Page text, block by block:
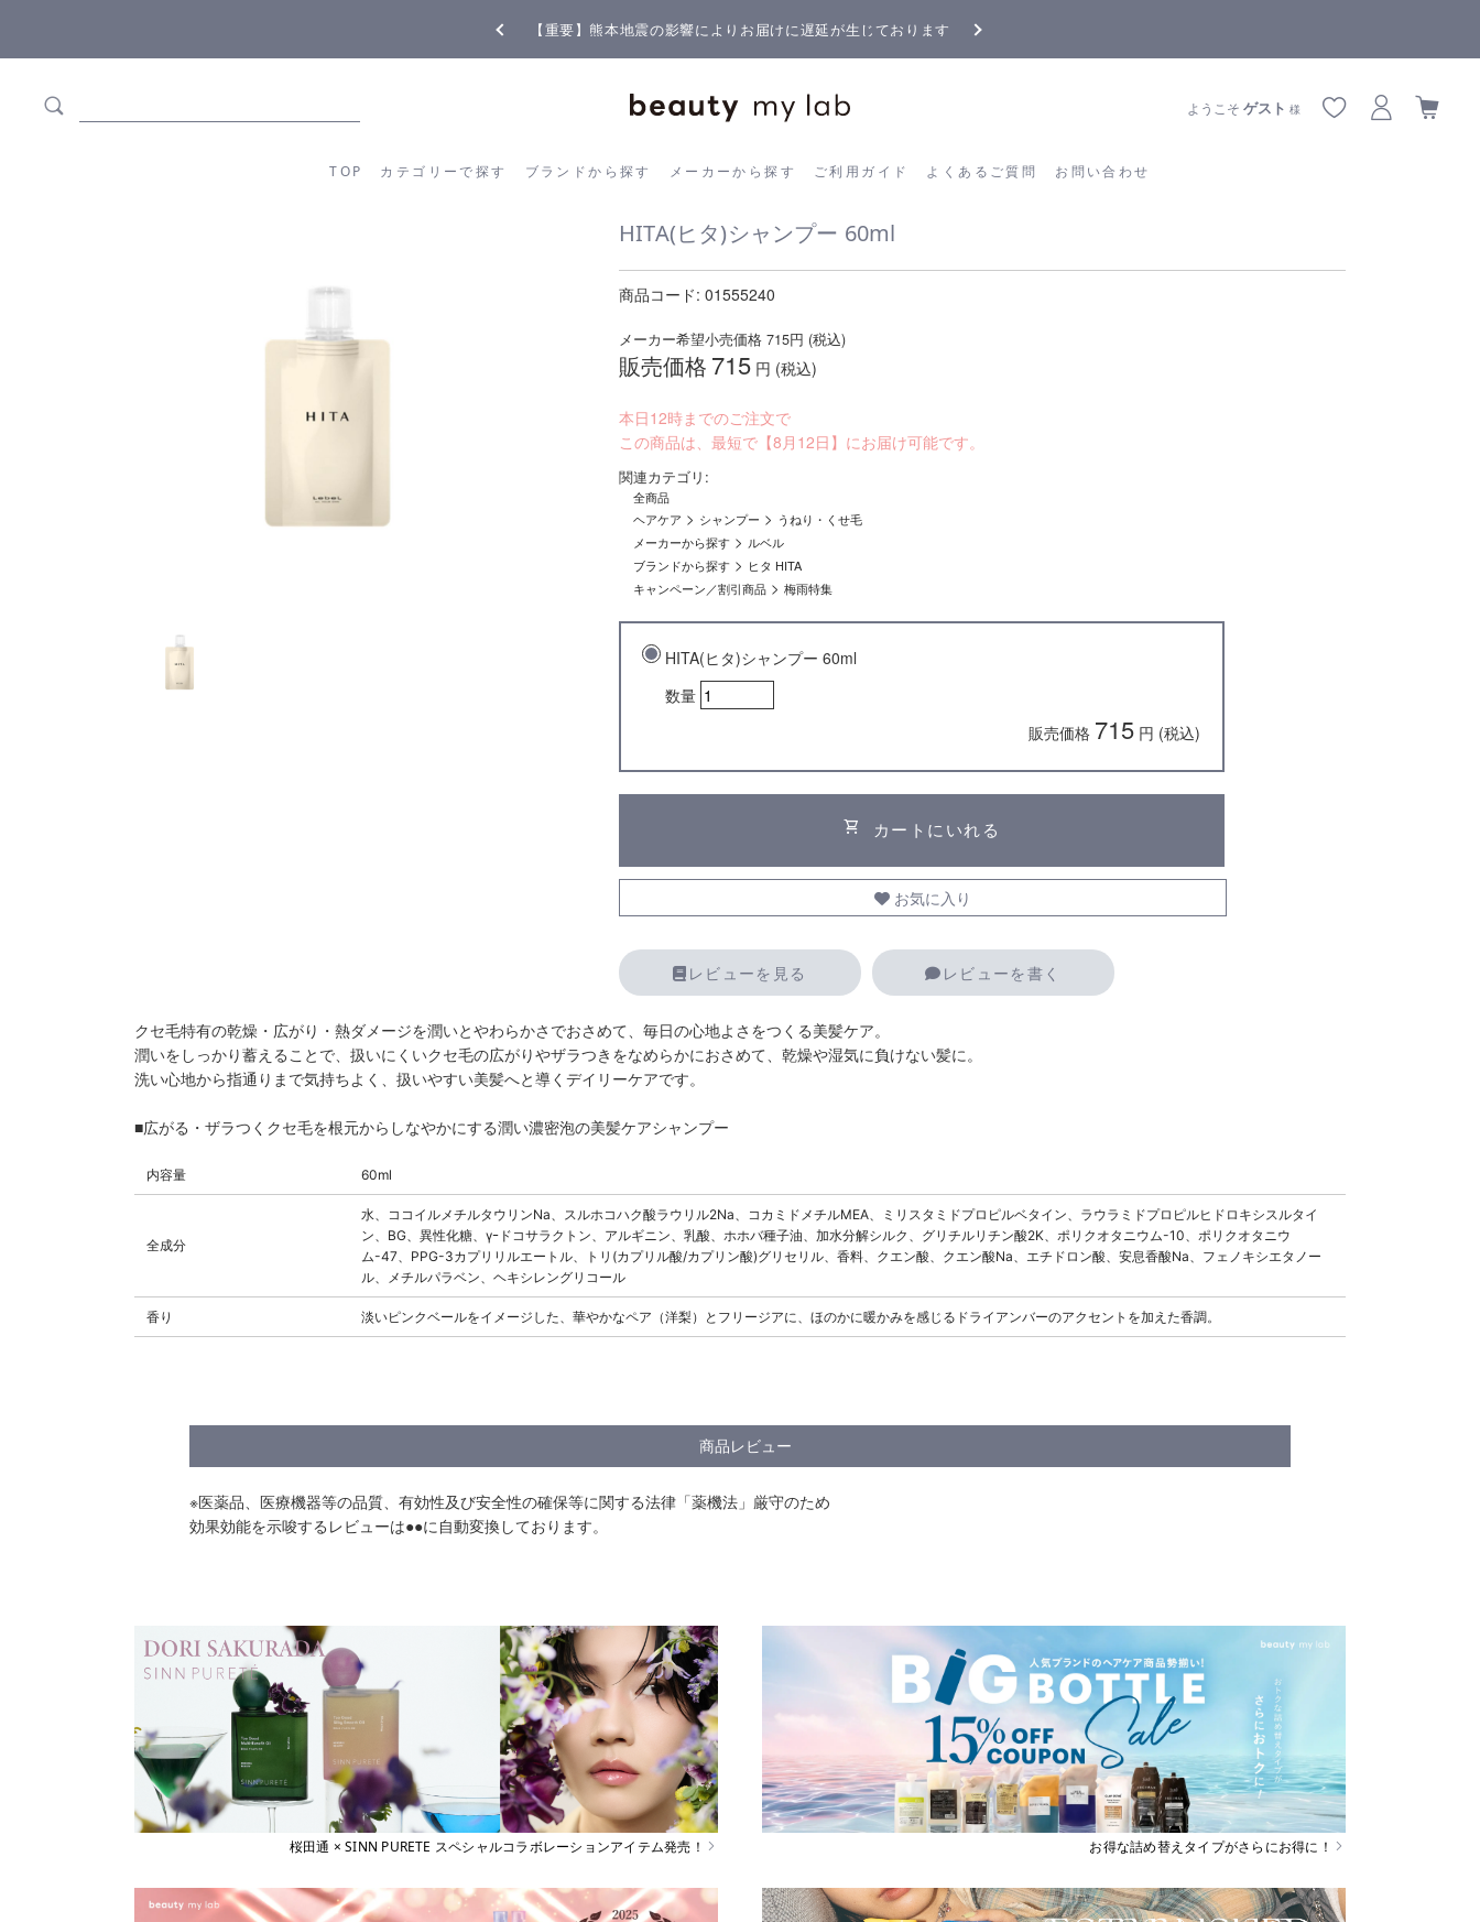
【重要】熊本地震の影響によりお届けに遅延が生じております
TOP カテゴリーで探す ブランドから探す メーカーから探す ご利用ガイド よくあるご質問 お問い合わせ
ようこそゲスト 様
カテゴリーから探す ブランドから探す メーカーから探す ご利用ガイド よくあるご質問
HITA(ヒタ)シャンプー 60ml
商品コード: 01555240
メーカー希望小売価格 715円 (税込)
販売価格 715 円 (税込)
本日12時までのご注文で
この商品は、最短で【8月12日】にお届け可能です。
関連カテゴリ:
全商品
ヘアケア > シャンプー > うねり・くせ毛
メーカーから探す > ルベル
ブランドから探す > ヒタ HITA
キャンペーン／割引商品 >梅雨特集
HITA(ヒタ)シャンプー 60ml
数量
販売価格 715 円 (税込)
shopping_cart カートにいれる
お気に入り
レビューを見る レビューを書く
クセ毛特有の乾燥・広がり・熱ダメージを潤いとやわらかさでおさめて、毎日の心地よさをつくる美髪ケア。
潤いをしっかり蓄えることで、扱いにくいクセ毛の広がりやザラつきをなめらかにおさめて、乾燥や湿気に負けない髪に。
洗い心地から指通りまで気持ちよく、扱いやすい美髪へと導くデイリーケアです。
■広がる・ザラつくクセ毛を根元からしなやかにする潤い濃密泡の美髪ケアシャンプー
内容量 60ml
全成分
水、ココイルメチルタウリンNa、スルホコハク酸ラウリル2Na、コカミドメチルMEA、ミリスタミドプロピルベタイン、ラウラミドプロピルヒドロキシスルタイ
ン、BG、異性化糖、γｰドコサラクトン、アルギニン、乳酸、ホホバ種子油、加水分解シルク、グリチルリチン酸2K、ポリクオタニウム-10、ポリクオタニウ
ム-47、PPG-3カプリリルエートル、トリ(カプリル酸/カプリン酸)グリセリル、香料、クエン酸、クエン酸Na、エチドロン酸、安息香酸Na、フェノキシエタノー
ル、メチルパラベン、ヘキシレングリコール
香り 淡いピンクベールをイメージした、華やかなペア（洋梨）とフリージアに、ほのかに暖かみを感じるドライアンバーのアクセントを加えた香調。
商品レビュー
※医薬品、医療機器等の品質、有効性及び安全性の確保等に関する法律「薬機法」厳守のため
効果効能を示唆するレビューは●●に自動変換しております。
桜田通 × SINN PURETE スペシャルコラボレーションアイテム発売！ お得な詰め替えタイプがさらにお得に！